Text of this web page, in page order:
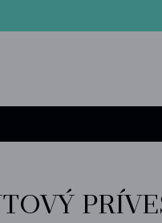
ŽLTÉ ZLATO
TANZANITY
TURMALÍNY
ZAFÍRY